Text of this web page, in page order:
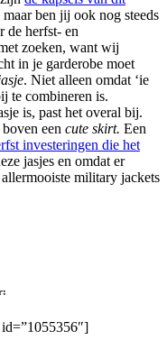
ben jij ook nog steeds
de herfst- en
zoeken, want wij
in je garderobe moet
. Niet alleen omdat ‘ie
te combineren is.
is, past het overal bij.
een cute skirt. Een
investeringen die het
jasjes en omdat er
military jackets